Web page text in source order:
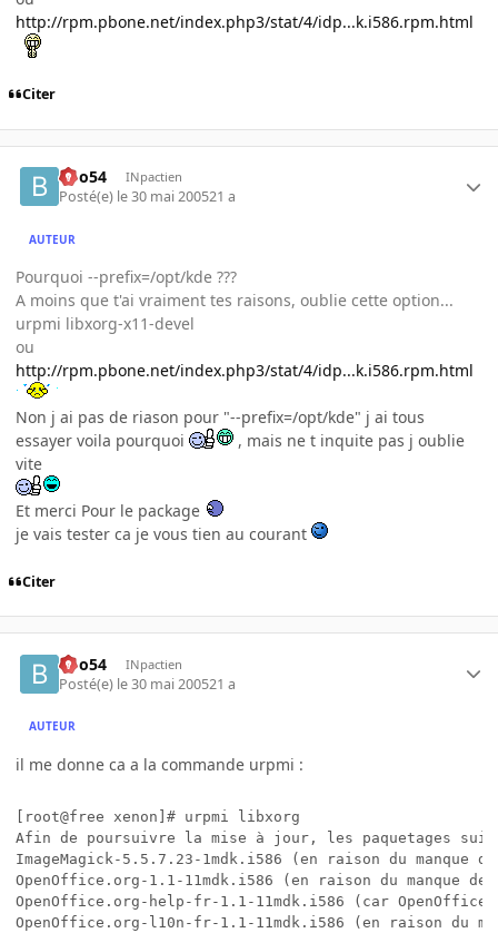
http://rpm.pbone.net/index.php3/stat/4/idp...k.i586.rpm.html
Citer
Boo54 INpactien
Posté(e) le 30 mai 200521 a
AUTEUR
Pourquoi --prefix=/opt/kde ???
A moins que t'ai vraiment tes raisons, oublie cette option...
urpmi libxorg-x11-devel
ou
http://rpm.pbone.net/index.php3/stat/4/idp...k.i586.rpm.html
Non j ai pas de riason pour "--prefix=/opt/kde" j ai tous
essayer voila pourquoi
, mais ne t inquite pas j oublie
vite
Et merci Pour le package
je vais tester ca je vous tien au courant
Citer
Boo54 INpactien
Posté(e) le 30 mai 200521 a
AUTEUR
il me donne ca a la commande urpmi :
[root@free xenon]# urpmi libxorg
Afin de poursuivre la mise à jour, les paquetages
ImageMagick-5.5.7.23-1mdk.i586 (en raison du
OpenOffice.org-1.1-11mdk.i586 (en raison du
OpenOffice.org-help-fr-1.1-11mdk.i586 (car
OpenOffice.org-l10n-fr-1.1-11mdk.i586 (en raison du